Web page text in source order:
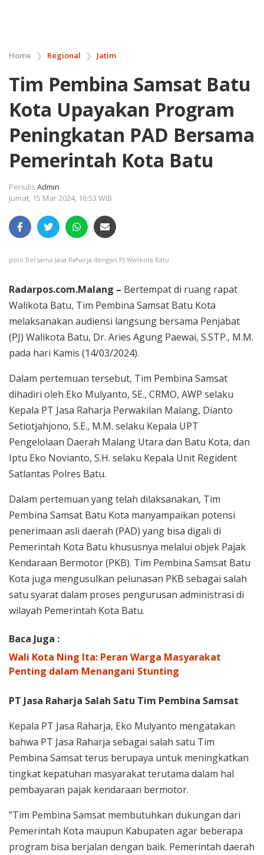
Home ❯ Regional ❯ Jatim
Tim Pembina Samsat Batu
Kota Upayakan Program
Peningkatan PAD Bersama
Pemerintah Kota Batu
Penulis Admin
Jumat, 15 Mar 2024, 16:53 WIB
poto Bersama Jasa Raharja dengan PJ Walikota Batu
Radarpos.com.Malang – Bertempat di ruang rapat
Walikota Batu, Tim Pembina Samsat Batu Kota
melaksanakan audiensi langsung bersama Penjabat
(PJ) Walikota Batu, Dr. Aries Agung Paewai, S.STP., M.M.
pada hari Kamis (14/03/2024).
Dalam pertemuan tersebut, Tim Pembina Samsat
dihadiri oleh Eko Mulyanto, SE., CRMO, AWP selaku
Kepala PT Jasa Raharja Perwakilan Malang, Dianto
Setiotjahjono, S.E., M.M. selaku Kepala UPT
Pengelolaan Daerah Malang Utara dan Batu Kota, dan
Iptu Eko Novianto, S.H. selaku Kepala Unit Regident
Satlantas Polres Batu.
Dalam pertemuan yang telah dilaksanakan, Tim
Pembina Samsat Batu Kota manyampaikan potensi
penerimaan asli daerah (PAD) yang bisa digali di
Pemerintah Kota Batu khususnya melalui objek Pajak
Kendaraan Bermotor (PKB). Tim Pembina Samsat Batu
Kota juga mengusulkan pelunasan PKB sebagai salah
satu syarat dalam proses pengurusan administrasi di
wilayah Pemerintah Kota Batu.
Baca Juga :
Wali Kota Ning Ita: Peran Warga Masyarakat
Penting dalam Menangani Stunting
PT Jasa Raharja Salah Satu Tim Pembina Samsat
Kepala PT Jasa Raharja, Eko Mulyanto mengatakan
bahwa PT Jasa Raharja sebagai salah satu Tim
Pembina Samsat terus berupaya untuk meningkatkan
tingkat kepatuhan masyarakat terutama dalam hal
pembayaran pajak kendaraan bermotor.
”Tim Pembina Samsat membutuhkan dukungan dari
Pemerintah Kota maupun Kabupaten agar beberapa
program bisa berjalan dengan baik. Pemerintah daerah